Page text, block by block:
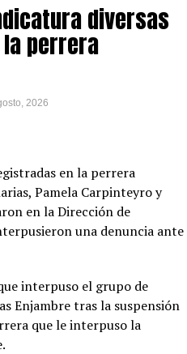
diversas
perrera
2026
en la perrera
Pamela Carpinteyro y
en la Dirección de
una denuncia ante
interpuso el grupo de
Enjambre tras la suspensión
que le interpuso la